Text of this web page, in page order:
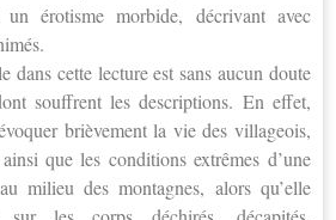
érotisme morbide, décrivant avec
dans cette lecture est sans aucun doute
souffrent les descriptions. En effet,
brièvement la vie des villageois,
que les conditions extrêmes d’une
milieu des montagnes, alors qu’elle